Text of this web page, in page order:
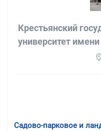
Крестьянский
университет
Садово-парковое и